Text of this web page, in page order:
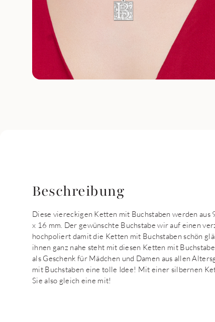
Beschreibung
Diese viereckigen Ketten mit Buchstaben werden
x 16 mm. Der gewünschte Buchstabe wir auf einen
hochpoliert damit die Ketten mit Buchstaben schön
ihnen ganz nahe steht mit diesen Ketten mit
als Geschenk für Mädchen und Damen aus allen
mit Buchstaben eine tolle Idee! Mit einer silbernen
Sie also gleich eine mit!